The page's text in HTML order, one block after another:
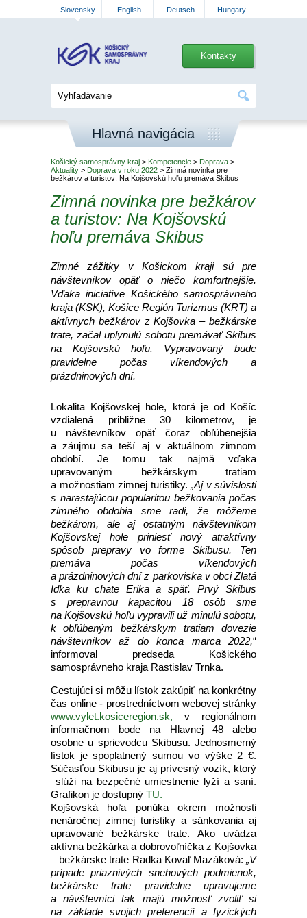
Slovensky English Deutsch Hungary
Kontakty
Hlavná navigácia
Košický samosprávny kraj > Kompetencie > Doprava >
Aktuality > Doprava v roku 2022 > Zimná novinka pre
bežkárov a turistov: Na Kojšovskú hoľu premáva Skibus
Zimná novinka pre bežkárov
a turistov: Na Kojšovskú
hoľu premáva Skibus
Zimné zážitky v Košickom kraji sú pre
návštevníkov opäť o niečo komfortnejšie.
Vďaka iniciatíve Košického samosprávneho
kraja (KSK), Košice Región Turizmus (KRT) a
aktívnych bežkárov z Kojšovka – bežkárske
trate, začal uplynulú sobotu premávať Skibus
na Kojšovskú hoľu. Vypravovaný bude
pravidelne počas víkendových a
prázdninových dní.
Lokalita Kojšovskej hole, ktorá je od Košíc
vzdialená približne 30 kilometrov, je
u návštevníkov opäť čoraz obľúbenejšia
a záujmu sa teší aj v aktuálnom zimnom
období. Je tomu tak najmä vďaka
upravovaným bežkárskym tratiam
a možnostiam zimnej turistiky. „Aj v súvislosti
s narastajúcou popularitou bežkovania počas
zimného obdobia sme radi, že môžeme
bežkárom, ale aj ostatným návštevníkom
Kojšovskej hole priniesť nový atraktívny
spôsob prepravy vo forme Skibusu. Ten
premáva počas víkendových
a prázdninových dní z parkoviska v obci Zlatá
Idka ku chate Erika a späť. Prvý Skibus
s prepravnou kapacitou 18 osôb sme
na Kojšovskú hoľu vypravili už minulú sobotu,
k obľúbeným bežkárskym tratiam dovezie
návštevníkov až do konca marca 2022,“
informoval predseda Košického
samosprávneho kraja Rastislav Trnka.
Cestujúci si môžu lístok zakúpiť na konkrétny
čas online - prostredníctvom webovej stránky
www.vylet.kosiceregion.sk, v regionálnom
informačnom bode na Hlavnej 48 alebo
osobne u sprievodcu Skibusu. Jednosmerný
lístok je spoplatnený sumou vo výške 2 €.
Súčasťou Skibusu je aj prívesný vozík, ktorý
slúži na bezpečné umiestnenie lyží a saní.
Grafikon je dostupný TU.
Kojšovská hoľa ponúka okrem možnosti
nenáročnej zimnej turistiky a sánkovania aj
upravované bežkárske trate. Ako uvádza
aktívna bežkárka a dobrovoľníčka z Kojšovka
– bežkárske trate Radka Kovaľ Mazáková: „V
prípade priaznivých snehových podmienok,
bežkárske trate pravidelne upravujeme
a návštevníci tak majú možnosť zvoliť si
na základe svojich preferencií a fyzických